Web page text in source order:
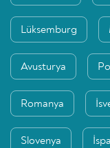
Lüksemburg
Avusturya
Romanya
Slovenya